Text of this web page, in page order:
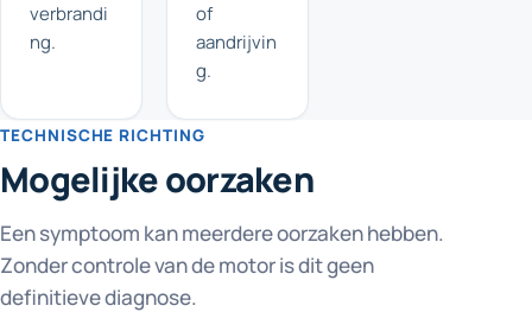
verbrandi
ng.
of
aandrijvin
g.
TECHNISCHE RICHTING
Mogelijke oorzaken
Een symptoom kan meerdere oorzaken hebben.
Zonder controle van de motor is dit geen
definitieve diagnose.